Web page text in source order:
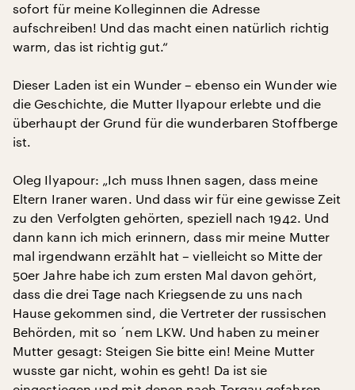
sofort für meine Kolleginnen die Adresse
aufschreiben! Und das macht einen natürlich richtig
warm, das ist richtig gut.“
Dieser Laden ist ein Wunder – ebenso ein Wunder wie
die Geschichte, die Mutter Ilyapour erlebte und die
überhaupt der Grund für die wunderbaren Stoffberge
ist.
Oleg Ilyapour: „Ich muss Ihnen sagen, dass meine
Eltern Iraner waren. Und dass wir für eine gewisse Zeit
zu den Verfolgten gehörten, speziell nach 1942. Und
dann kann ich mich erinnern, dass mir meine Mutter
mal irgendwann erzählt hat – vielleicht so Mitte der
50er Jahre habe ich zum ersten Mal davon gehört,
dass die drei Tage nach Kriegsende zu uns nach
Hause gekommen sind, die Vertreter der russischen
Behörden, mit so ´nem LKW. Und haben zu meiner
Mutter gesagt: Steigen Sie bitte ein! Meine Mutter
wusste gar nicht, wohin es geht! Da ist sie